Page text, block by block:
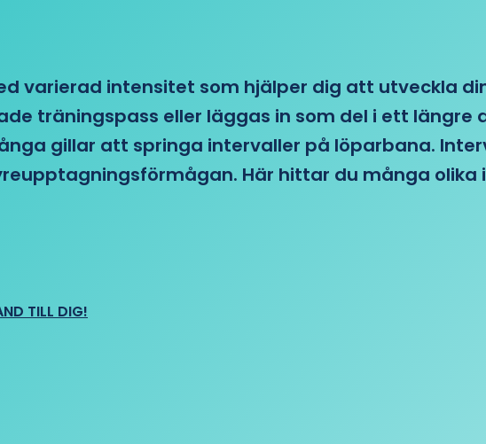
varierad intensitet som hjälper dig att utveckla
träningspass eller läggas in som del i ett längre
gillar att springa intervaller på löparbana.
Här hittar du många olika
TILL DIG!